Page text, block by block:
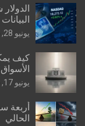
يونيو 28, 2026
كيف
يونيو 17, 2026
أربعة
الحالي